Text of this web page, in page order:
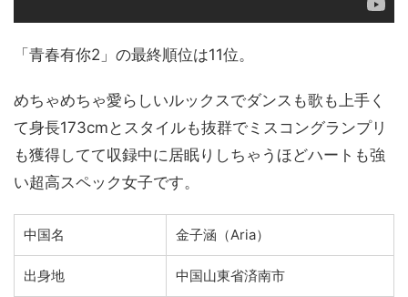
「青春有你2」の最終順位は11位。
めちゃめちゃ愛らしいルックスでダンスも歌も上手く
て身長173cmとスタイルも抜群でミスコングランプリ
も獲得してて収録中に居眠りしちゃうほどハートも強
い超高スペック女子です。
中国名 金子涵 （Aria）
出身地 中国山東省済南市